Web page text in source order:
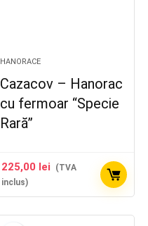
HANORACE
Cazacov – Hanorac
cu fermoar “Specie
Rară”
225,00 lei
(TVA
inclus)